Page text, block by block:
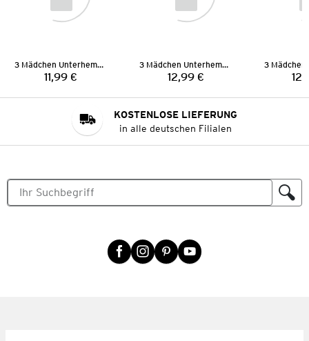
3 Mädchen Unterhemden
Preis:
11,99 €
3 Mädchen Unterhemden
Preis:
12,99 €
KOSTENLOSE LIEFERUNG
in alle deutschen Filialen